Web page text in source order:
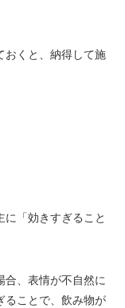
おくと、納得して施
「効きすぎること
合、表情が不自然に
ることで、飲み物が